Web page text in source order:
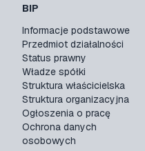
BIP
Informacje podstawowe
Przedmiot działalności
Status prawny
Władze spółki
Struktura właścicielska
Struktura organizacyjna
Ogłoszenia o pracę
Ochrona danych
osobowych